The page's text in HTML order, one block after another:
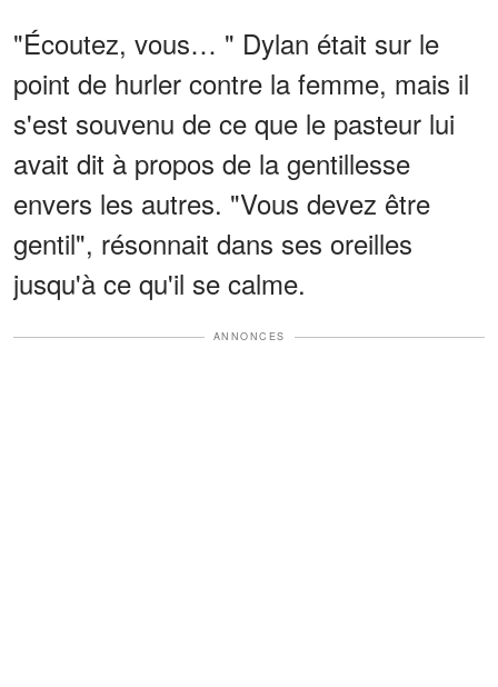
"Écoutez, vous… " Dylan était sur le
point de hurler contre la femme, mais il
s'est souvenu de ce que le pasteur lui
avait dit à propos de la gentillesse
envers les autres. "Vous devez être
gentil", résonnait dans ses oreilles
jusqu'à ce qu'il se calme.
ANNONCES